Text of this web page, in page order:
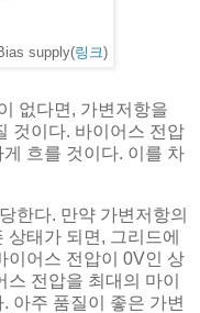
supply(링크)
없다면, 가변저항을
것이다. 바이어스 전압
흐를 것이다. 이를 차
한다. 만약 가변저항의
태가 되면, 그리드에
이어스 전압이 0V인 상
전압을 최대의 마이
아주 품질이 좋은 가변